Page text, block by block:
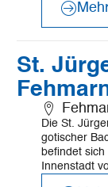
St.
Die St.
gotischer
befindet
Innenstadt
Mehr
erfahren